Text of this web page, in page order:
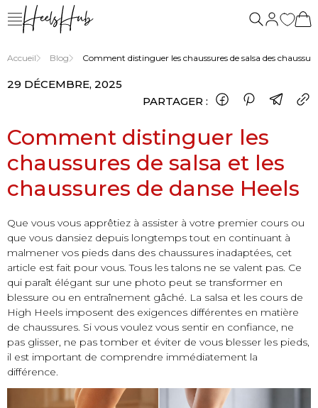
nous
Accueil Blog Comment distinguer les chaussures de salsa des
29 DÉCEMBRE, 2025
PARTAGER :
Comment distinguer les
chaussures de salsa et les
chaussures de danse Heels
Que vous vous apprêtiez à assister à votre premier cours ou
que vous dansiez depuis longtemps tout en continuant à
malmener vos pieds dans des chaussures inadaptées, cet
article est fait pour vous. Tous les talons ne se valent pas. Ce
qui paraît élégant sur une photo peut se transformer en
blessure ou en entraînement gâché. La salsa et les cours de
High Heels imposent des exigences différentes en matière
de chaussures. Si vous voulez vous sentir en confiance, ne
pas glisser, ne pas tomber et éviter de vous blesser les pieds,
il est important de comprendre immédiatement la
différence.